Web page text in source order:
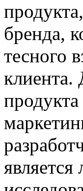
бренда,
тесного
клиента.